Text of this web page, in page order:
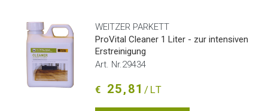
WEITZER PARKETT
ProVital Cleaner 1 Liter - zur intensiven
Erstreinigung
Art. Nr.29434
€ 25,81/LT